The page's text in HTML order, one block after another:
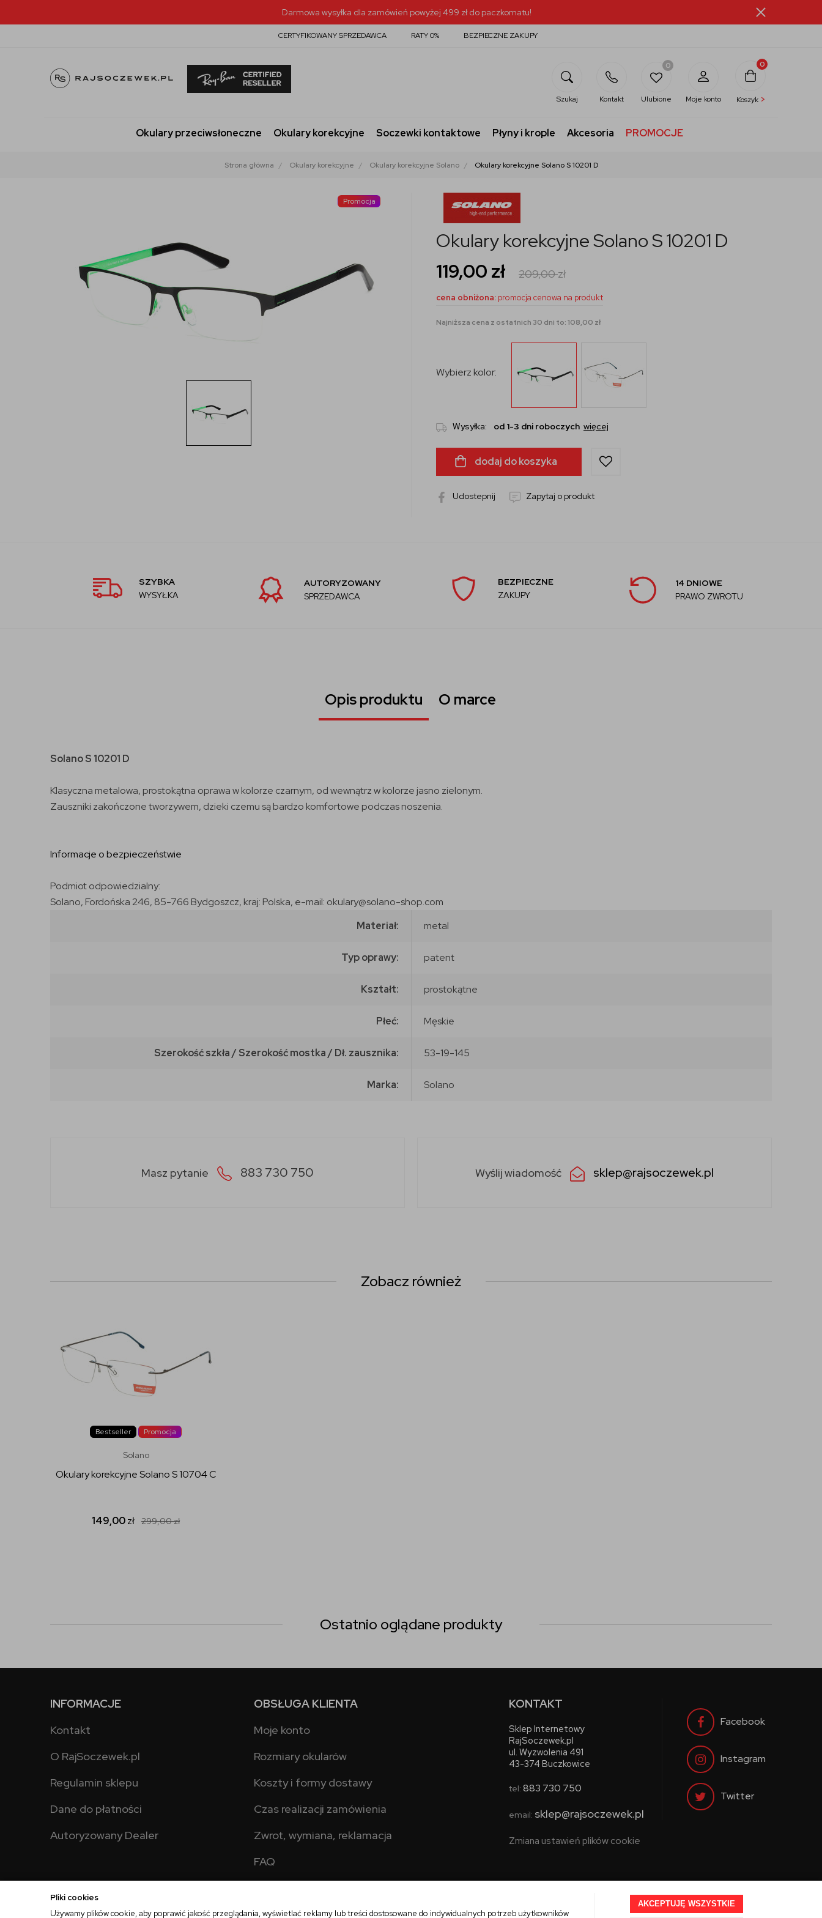
Pliki cookies
Używamy plików cookie, aby poprawić jakość przeglądania, wyświetlać reklamy lub treści dostosowane do indywidualnych potrzeb użytkowników
AKCEPTUJĘ WSZYSTKIE
Darmowa wysyłka dla zamówień powyżej 499 zł do paczkomatu!
CERTYFIKOWANY SPRZEDAWCA RATY 0% BEZPIECZNE ZAKUPY
Szukaj Kontakt
0
Ulubione Moje konto
0
Koszyk >
Okulary przeciwsłoneczne Okulary korekcyjne Soczewki kontaktowe Płyny i krople Akcesoria PROMOCJE
Strona główna Okulary korekcyjne Okulary korekcyjne Solano Okulary korekcyjne Solano S 10201 D
Promocja
Okulary korekcyjne Solano S 10201 D
119,00 zł 209,00zł
cena obniżona: promocja cenowa na produkt
Najniższa cena z ostatnich 30 dni to: 108,00 zł
Wybierz kolor:
Wysyłka: od 1-3 dni roboczych więcej
dodaj do koszyka
Udostepnij Zapytaj o produkt
SZYBKA
WYSYŁKA
AUTORYZOWANY
SPRZEDAWCA
BEZPIECZNE
ZAKUPY
14 DNIOWE
PRAWO ZWROTU
Opis produktu O marce
Solano S 10201 D
Klasyczna metalowa, prostokątna oprawa w kolorze czarnym, od wewnątrz w kolorze jasno zielonym.
Zauszniki zakończone tworzywem, dzieki czemu są bardzo komfortowe podczas noszenia.
Informacje o bezpieczeństwie
Podmiot odpowiedzialny:
Solano, Fordońska 246, 85-766 Bydgoszcz, kraj: Polska, e-mail: okulary@solano-shop.com
Materiał:
metal
Typ oprawy: patent
Kształt: prostokątne
Płeć: Męskie
Szerokość szkła / Szerokość mostka / Dł. zausznika: 53-19-145
Marka: Solano
Masz pytanie 883 730 750 Wyślij wiadomość sklep@rajsoczewek.pl
Zobacz również
Bestseller Promocja
Solano
Okulary korekcyjne Solano S 10704 C
149,00zł 299,00zł
Ostatnio oglądane produkty
INFORMACJE
Kontakt
O RajSoczewek.pl
Regulamin sklepu
Dane do płatności
Autoryzowany Dealer
OBSŁUGA KLIENTA
Moje konto
Rozmiary okularów
Koszty i formy dostawy
Czas realizacji zamówienia
Zwrot, wymiana, reklamacja
FAQ
KONTAKT
Sklep Internetowy
RajSoczewek.pl
ul. Wyzwolenia 491
43-374 Buczkowice
tel: 883 730 750
email: sklep@rajsoczewek.pl
Zmiana ustawień plików cookie
Facebook
Instagram
Twitter